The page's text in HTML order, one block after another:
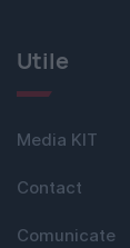
Utile
Media KIT
Contact
Comunicate